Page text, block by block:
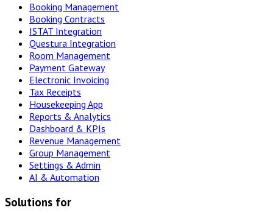
Booking Management
Booking Contracts
ISTAT Integration
Questura Integration
Room Management
Payment Gateway
Electronic Invoicing
Tax Receipts
Housekeeping App
Reports & Analytics
Dashboard & KPIs
Revenue Management
Group Management
Settings & Admin
AI & Automation
Solutions for